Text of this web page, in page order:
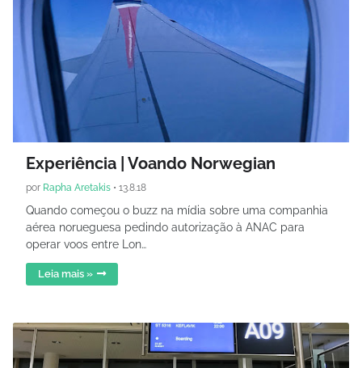
Experiência | Voando Norwegian
por Rapha Aretakis • 13.8.18
Quando começou o buzz na mídia sobre uma companhia
aérea norueguesa pedindo autorização à ANAC para
operar voos entre Lon…
Leia mais »